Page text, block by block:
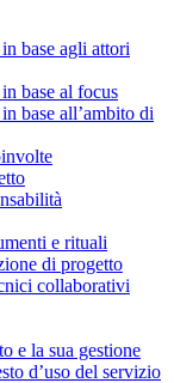
base agli attori
base al focus
base all’ambito di
e rituali
di progetto
collaborativi
e la sua gestione
d’uso del servizio